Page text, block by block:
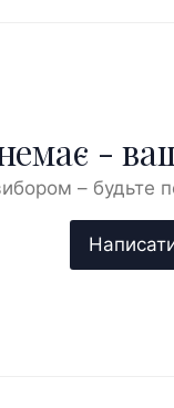
немає -
– будьте